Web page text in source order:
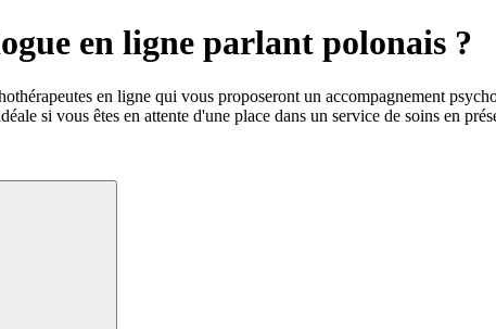
en ligne parlant polonais ?
en ligne qui vous proposeront un accompagnement
si vous êtes en attente d'une place dans un service de soins en